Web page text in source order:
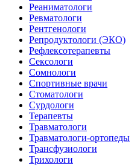
Реаниматологи
Ревматологи
Рентгенологи
Репродуктологи (ЭКО)
Рефлексотерапевты
Сексологи
Сомнологи
Спортивные врачи
Стоматологи
Сурдологи
Терапевты
Травматологи
Травматологи-ортопеды
Трансфузиологи
Трихологи